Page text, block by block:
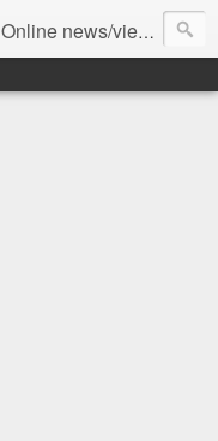
Online news/views JOURNAL... Connecting the community worldwide Editorial Director: Prem Chandran